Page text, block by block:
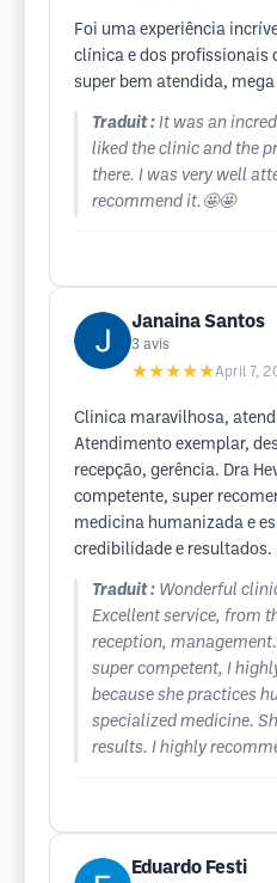
Foi uma experiência
clínica e dos profissionais
super bem atendida,
Traduit : It was an
liked the clinic and the
there. I was very well
recommend it.🤩🤩
Janaina Santos
3 avis
★★★★★April 7,
Clinica maravilhosa,
Atendimento exemplar,
recepção, gerência. Dra
competente, super
medicina humanizada e
credibilidade e resultados.
Traduit : Wonderful
Excellent service, from
reception,
super competent, I
because she practices
specialized medicine.
results. I highly
Eduardo Festi